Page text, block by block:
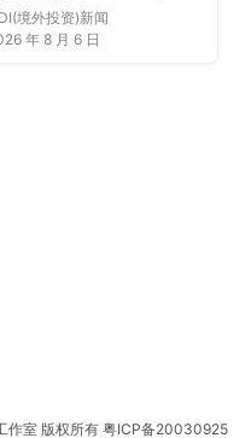
操指南（附材料清单及
功案例与正规靠谱代办
境外投资)新闻
年 8 月 6 日
作室 版权所有 粤ICP备20030925